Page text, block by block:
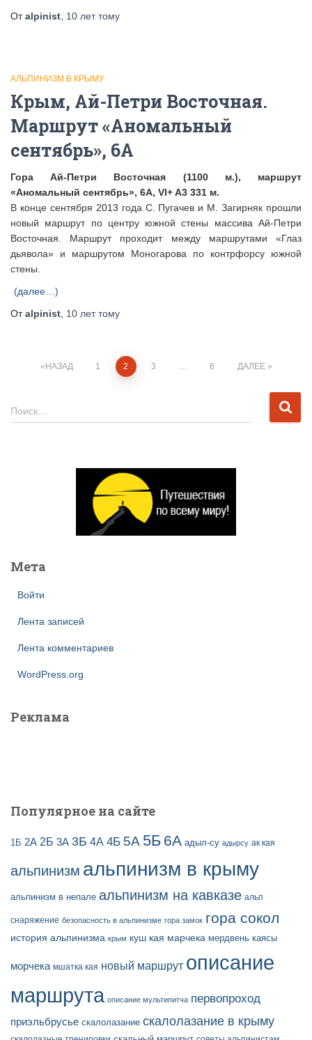
Отalpinist 10 леттому
АЛЬПИНИЗМ В КРЫМУ
Крым, Ай-Петри Восточная.
Маршрут «Аномальный
сентябрь», 6А
Гора Ай-Петри Восточная (1100 м.), маршрут
«Аномальный сентябрь», 6А, VI+ A3 331 м.
В конце сентября 2013 года С. Пугачев и М. Загирняк прошли
новый маршрут по центру южной стены массива Ай-Петри
Восточная. Маршрут проходит между маршрутами «Глаз
дьявола» и маршрутом Моногарова по контрфорсу южной
стены.
(далее…)
Отalpinist 10 леттому
Пагинация
записей
НАЗАД 1 2 3 … 6 ДАЛЕЕ
Н
а
Поиск…
Мета
Войти
Лента записей
Лента комментариев
WordPress.org
Реклама
Популярное на сайте
1Б 2А 2Б 3А 3Б 4А 4Б 5А 5Б 6А адыл-су адырсу ак кая
альпинизм альпинизм в крыму
альпинизм в непале альпинизм на кавказе альп
снаряжение безопасность в альпинизме гора замок гора сокол
история альпинизма крым куш кая марчека мердвень каясы
морчека мшатка кая новый маршрут описание
маршрута описание мультипитча первопроход
приэльбрусье скалолазание скалолазание в крыму